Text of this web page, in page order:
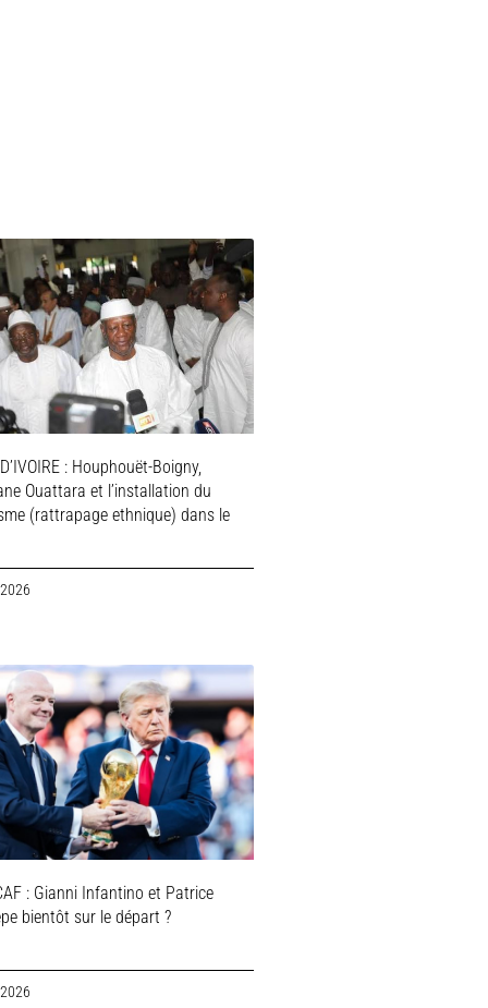
: Houphouët-Boigny,
Ouattara et l’installation du
(rattrapage ethnique) dans le
: Gianni Infantino et Patrice
bientôt sur le départ ?